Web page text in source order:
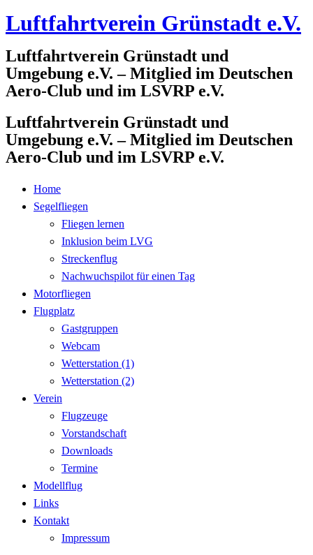
Zum
springen
Luftfahrtverein Grünstadt e.V.
Luftfahrtverein Grünstadt und
Umgebung e.V. – Mitglied im Deutschen
Aero-Club und im LSVRP e.V.
Luftfahrtverein Grünstadt und
Umgebung e.V. – Mitglied im Deutschen
Aero-Club und im LSVRP e.V.
Home
Segelfliegen
Fliegen lernen
Inklusion beim LVG
Streckenflug
Nachwuchspilot für einen Tag
Motorfliegen
Flugplatz
Gastgruppen
Webcam
Wetterstation (1)
Wetterstation (2)
Verein
Flugzeuge
Vorstandschaft
Downloads
Termine
Modellflug
Links
Kontakt
Impressum